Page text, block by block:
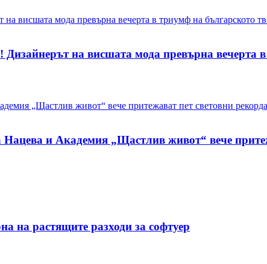
на висшата мода превърна вечерта в
и Академия „Щастлив живот“ вече
на растящите разходи за софтуер